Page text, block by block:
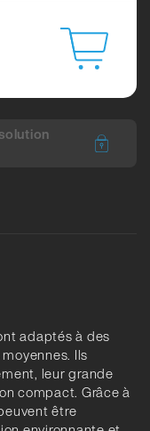
adaptés à des
Ils
leur grande
compact. Grâce à
être